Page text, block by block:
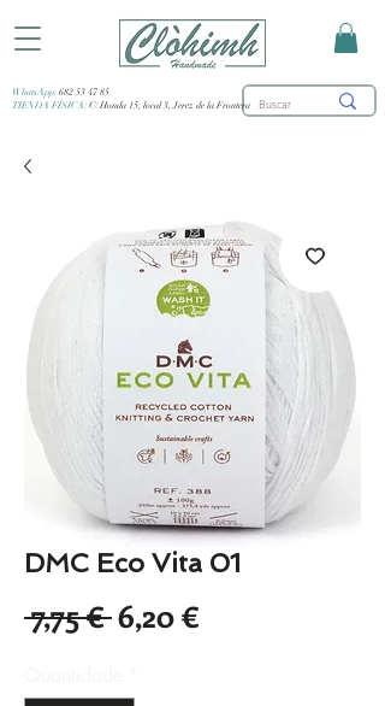
WhatsApp: 682 53 47 85
TIENDA FÍSICA: C/ Honda 15, local 3, Jerez de la Frontera
DMC Eco Vita 01
7,75 € Preço
6,20 €